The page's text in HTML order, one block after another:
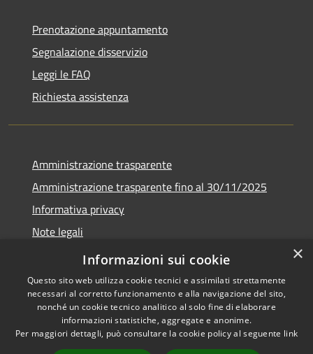
Prenotazione appuntamento
Segnalazione disservizio
Leggi le FAQ
Richiesta assistenza
Amministrazione trasparente
Amministrazione trasparente fino al 30/11/2025
Informativa privacy
Note legali
Dichiarazione di accessibilità
Accessibilità
Copyright © 2026 • Comune di
Ponteranica • Powered by
×
Informazioni sui cookie
Questo sito web utilizza cookie tecnici e assimilati strettamente
necessari al corretto funzionamento e alla navigazione del sito,
nonché un cookie tecnico analitico al solo fine di elaborare
informazioni statistiche, aggregate e anonime.
Per maggiori dettagli, può consultare la cookie policy al seguente link